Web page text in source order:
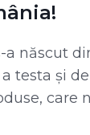
a născut
testa și
care